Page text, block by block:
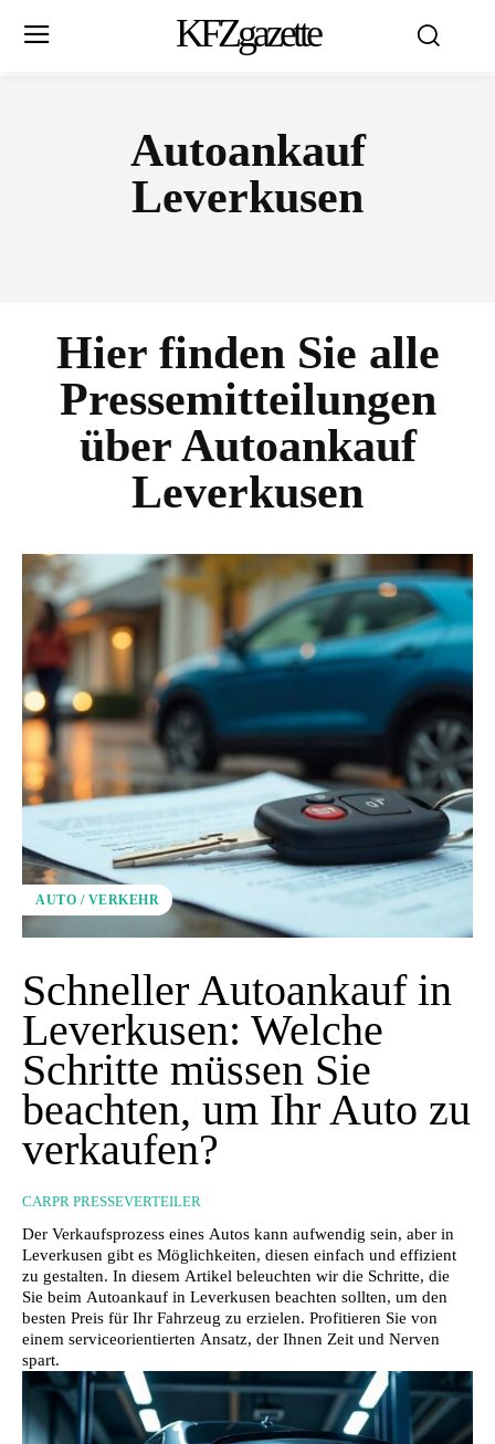
KFZgazette
Autoankauf
Leverkusen
Hier finden Sie alle
Pressemitteilungen
überAutoankauf
Leverkusen
AUTO / VERKEHR
Schneller Autoankauf in
Leverkusen: Welche
Schritte müssen Sie
beachten, um Ihr Auto zu
verkaufen?
CARPR PRESSEVERTEILER
Der Verkaufsprozess eines Autos kann aufwendig sein, aber in
Leverkusen gibt es Möglichkeiten, diesen einfach und effizient
zu gestalten. In diesem Artikel beleuchten wir die Schritte, die
Sie beim Autoankauf in Leverkusen beachten sollten, um den
besten Preis für Ihr Fahrzeug zu erzielen. Profitieren Sie von
einem serviceorientierten Ansatz, der Ihnen Zeit und Nerven
spart.